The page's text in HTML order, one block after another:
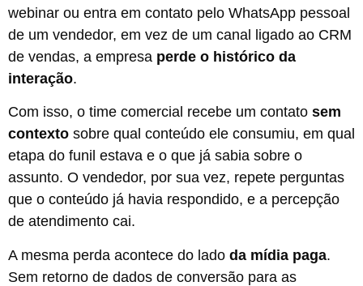
webinar ou entra em contato pelo WhatsApp pessoal
de um vendedor, em vez de um canal ligado ao CRM
de vendas, a empresa perde o histórico da
interação.
Com isso, o time comercial recebe um contato sem
contexto sobre qual conteúdo ele consumiu, em qual
etapa do funil estava e o que já sabia sobre o
assunto. O vendedor, por sua vez, repete perguntas
que o conteúdo já havia respondido, e a percepção
de atendimento cai.
A mesma perda acontece do lado da mídia paga.
Sem retorno de dados de conversão para as